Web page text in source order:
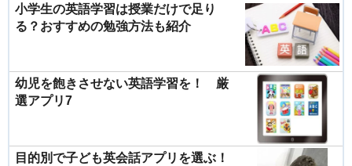
小学生の英語学習は授業だけで足り
る？おすすめの勉強方法も紹介
幼児を飽きさせない英語学習を！ 厳
選アプリ7
目的別で子ども英会話アプリを選ぶ！